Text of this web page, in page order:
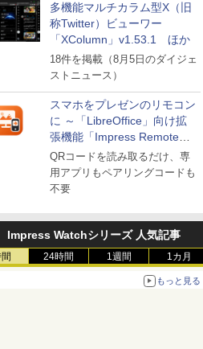
多機能マルチカラム型X（旧
称Twitter）ビューワー
「XColumn」v1.53.1 ほか
18件を掲載（8月5日のダイジェ
ストニュース）
スマホをプレゼンのリモコン
に ～「LibreOffice」向け拡
張機能「Impress Remote」
が公開
QRコードを読み取るだけ、専
用アプリもペアリングコードも
不要
Impress Watchシリーズ 人気記事
24時間 1週間 1カ月
もっと見る